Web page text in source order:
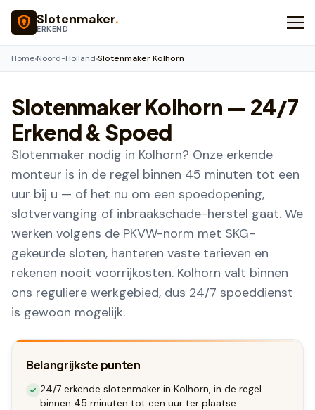
Naar hoofdinhoud
Slotenmaker.
ERKEND
Home›Noord-Holland›Slotenmaker Kolhorn
SlotenmakerKolhorn — 24/7
Erkend & Spoed
Slotenmaker nodig in Kolhorn? Onze erkende
monteur is in de regel binnen 45 minuten tot een
uur bij u — of het nu om een spoedopening,
slotvervanging of inbraakschade-herstel gaat. We
werken volgens de PKVW-norm met SKG-
gekeurde sloten, hanteren vaste tarieven en
rekenen nooit voorrijkosten. Kolhorn valt binnen
ons reguliere werkgebied, dus 24/7 spoeddienst
is gewoon mogelijk.
Belangrijkste punten
24/7 erkende slotenmaker in Kolhorn, in de regel
binnen 45 minuten tot een uur ter plaatse.